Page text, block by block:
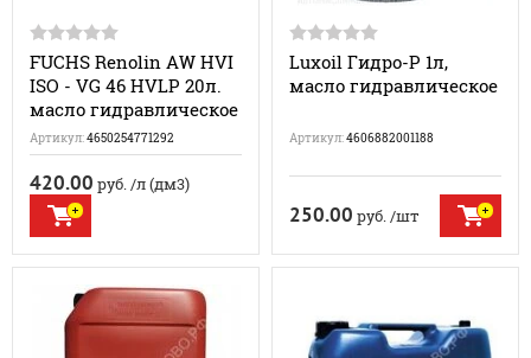
FUCHS Renolin AW HVI
ISO - VG 46 HVLP 20л.
масло гидравлическое
Артикул:4650254771292
420.00 руб./л (дм3)
Luxoil Гидро-Р 1л,
масло гидравлическое
Артикул:4606882001188
250.00 руб./шт